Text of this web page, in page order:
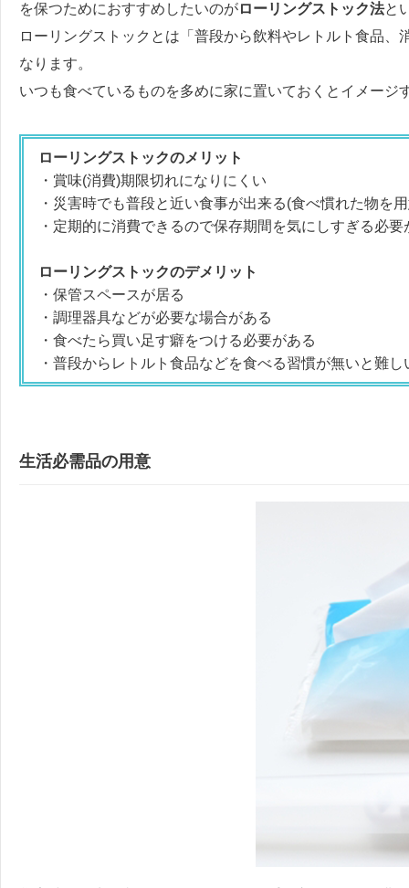
を保つためにおすすめしたいのがローリングストック法と
ローリングストックとは「普段から飲料やレトルト食品
なります。
いつも食べているものを多めに家に置いておくとイメージ
ローリングストックのメリット
・賞味(消費)期限切れになりにくい
・災害時でも普段と近い食事が出来る(食べ慣れた物を
・定期的に消費できるので保存期間を気にしすぎる必要
ローリングストックのデメリット
・保管スペースが居る
・調理器具などが必要な場合がある
・食べたら買い足す癖をつける必要がある
・普段からレトルト食品などを食べる習慣が無いと難し
生活必需品の用意